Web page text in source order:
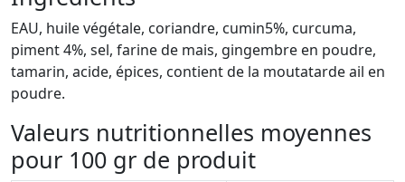
EAU, huile végétale, coriandre, cumin5%, curcuma,
piment 4%, sel, farine de mais, gingembre en poudre,
tamarin, acide, épices, contient de la moutatarde ail en
poudre.
Valeurs nutritionnelles moyennes
pour 100 gr de produit